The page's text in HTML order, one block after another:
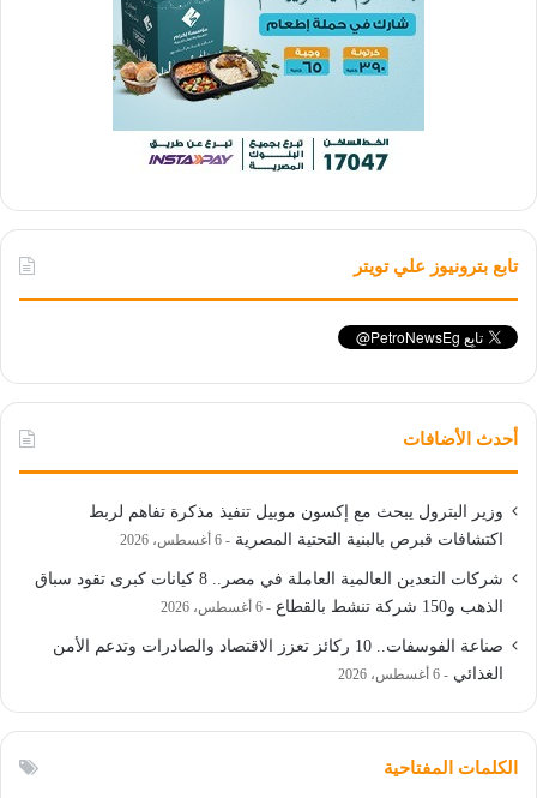
تابع بترونيوز علي تويتر
أحدث الأضافات
وزير البترول يبحث مع إكسون موبيل تنفيذ مذكرة تفاهم لربط
اكتشافات قبرص بالبنية التحتية المصرية
6 أغسطس، 2026
شركات التعدين العالمية العاملة في مصر.. 8 كيانات كبرى تقود سباق
الذهب و150 شركة تنشط بالقطاع
6 أغسطس، 2026
صناعة الفوسفات.. 10 ركائز تعزز الاقتصاد والصادرات وتدعم الأمن
الغذائي
6 أغسطس، 2026
الكلمات المفتاحية